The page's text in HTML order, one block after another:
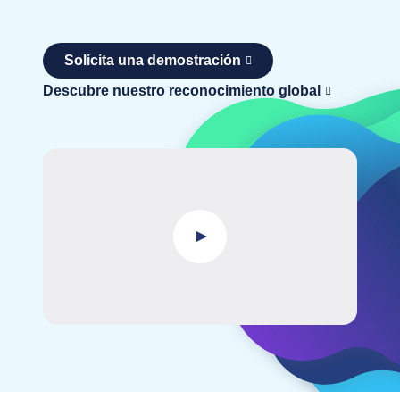
Solicita una demostración
Descubre nuestro reconocimiento global
Play Video